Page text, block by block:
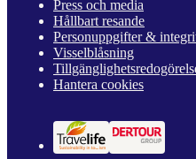
Press och media
Hållbart resande
Personuppgifter &
Visselblåsning
Hantera cookies